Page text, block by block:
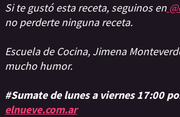
Si te gustó esta receta, seguinos en
no perderte ninguna receta.
Escuela de Cocina, Jimena
mucho humor.
#Sumate de lunes a viernes 17:00
elnueve.com.ar